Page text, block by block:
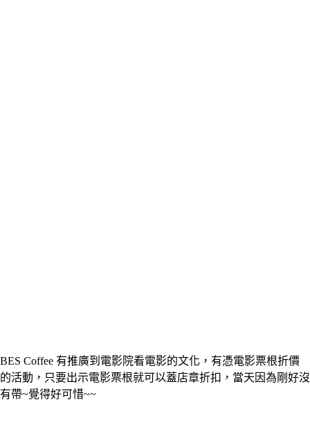
BES Coffee 有推廣到電影院看電影的文化，有憑電影票根折價
的活動，只要出示電影票根就可以蓋店章折扣，當天因為剛好沒
有帶~覺得好可惜~~